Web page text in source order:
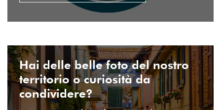
INVIA EMAIL
Hai delle belle foto del nostro
territorio o curiosità da
condividere?